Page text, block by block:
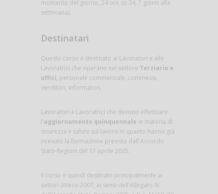
momento del giorno, 24 ore su 24, 7 giorni alla
settimana).
Destinatari
Questo corso è destinato ai Lavoratori e alle
Lavoratrici che operano nel settore Terziario e
uffici, personale commerciale, commessi,
venditori, informatori.
Lavoratori e Lavoratrici che devono effettuare
l'aggiornamento quinquennale in materia di
sicurezza e salute sul lavoro in quanto hanno già
ricevuto la formazione prevista dall'Accordo
Stato-Regioni del 17 aprile 2025.
Il corso è quindi destinato principalmente ai
settori (Ateco 2007, ai sensi dell'Allegato IV